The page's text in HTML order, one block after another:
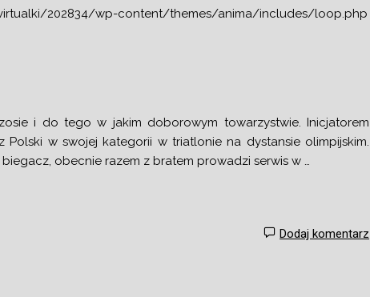
202834/wp-content/themes/anima/includes/loop.php
i do tego w jakim doborowym towarzystwie. Inicjatorem
w swojej kategorii w triatlonie na dystansie olimpijskim.
obecnie razem z bratem prowadzi serwis w …
Dodaj komentarz